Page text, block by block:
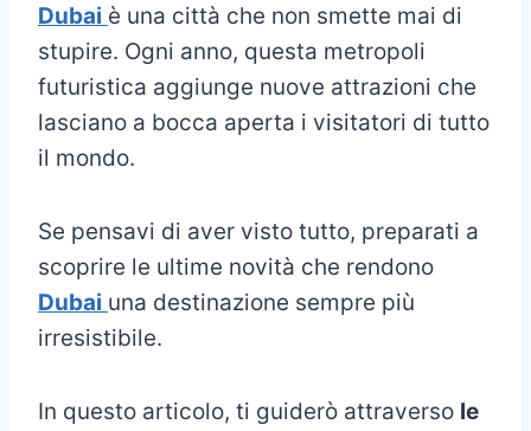
Dubai è una città che non smette mai di
stupire. Ogni anno, questa metropoli
futuristica aggiunge nuove attrazioni che
lasciano a bocca aperta i visitatori di tutto
il mondo.
Se pensavi di aver visto tutto, preparati a
scoprire le ultime novità che rendono
Dubai una destinazione sempre più
irresistibile.
In questo articolo, ti guiderò attraverso le